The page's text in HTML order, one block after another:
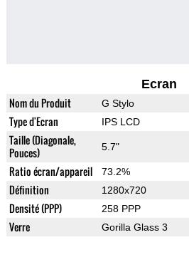
Ecran
Nom du Produit G Stylo
Type d'Ecran IPS LCD
Taille (Diagonale,
Pouces)
5.7"
Ratio écran/appareil 73.2%
Définition 1280x720
Densité (PPP) 258 PPP
Verre
Gorilla Glass 3